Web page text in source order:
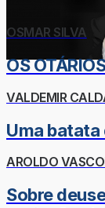
OSMAR SILVA
OS
VALDEMIR
Uma batata
AROLDO
Sobre